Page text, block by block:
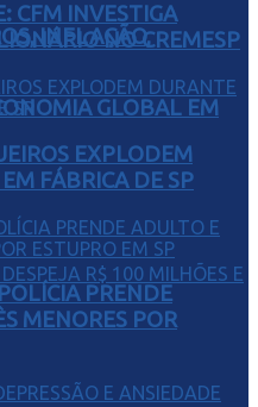
INFLAÇÃO,
GLOBAL EM
CFM INVESTIGA
NO CREMESP
EXPLODEM
FÁBRICA DE SP
PRENDE
MENORES POR